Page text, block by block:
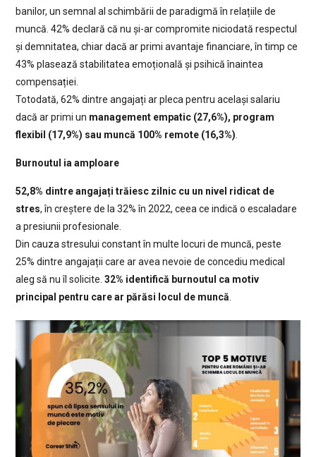
banilor, un semnal al schimbării de paradigmă în relațiile de
muncă. 42% declară că nu și-ar compromite niciodată respectul
și demnitatea, chiar dacă ar primi avantaje financiare, în timp ce
43% plasează stabilitatea emoțională și psihică înaintea
compensației.
Totodată, 62% dintre angajați ar pleca pentru același salariu
dacă ar primi un management empatic (27,6%), program
flexibil (17,9%) sau muncă 100% remote (16,3%)
Burnoutul ia amploare
52,8% dintre angajați trăiesc zilnic cu un nivel ridicat de
stres, în creștere de la 32% în 2022, ceea ce indică o escaladare
a presiunii profesionale.
Din cauza stresului constant în multe locuri de muncă, peste
25% dintre angajații care ar avea nevoie de concediu medical
aleg să nu îl solicite. 32% identifică burnoutul ca motiv
principal pentru care ar părăsi locul de muncă